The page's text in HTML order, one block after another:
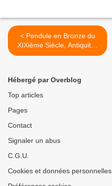
< Pendule en Bronze du
XIXième Siècle, Antiquités
St Vincent à Nevers
Hébergé par Overblog
Top articles
Pages
Contact
Signaler un abus
C.G.U.
Cookies et données personnelles